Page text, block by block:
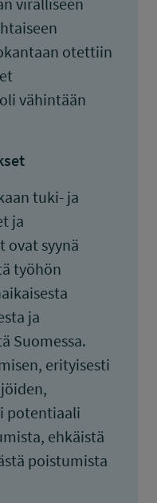
otettiin
vähintään
tuki- ja
ja
ovat syynä
työhön
ja
Suomessa.
erityisesti
potentiaali
ehkäistä
poistumista